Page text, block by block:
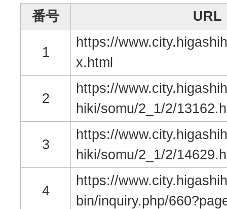
番号
URL
1
https://
x.html
2
https://
hiki/somu/2_1/2/
3
https://
hiki/somu/2_1/2/
4
https://
bin/inquiry.php/